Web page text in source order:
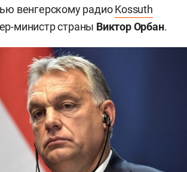
венгерскому радиоKossuth
министр страны Виктор Орбан.